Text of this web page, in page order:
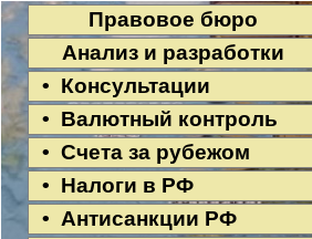
Правовое бюро
Анализ и разработки
• Консультации
• Валютный контроль
• Счета за рубежом
• Налоги в РФ
• Антисанкции РФ